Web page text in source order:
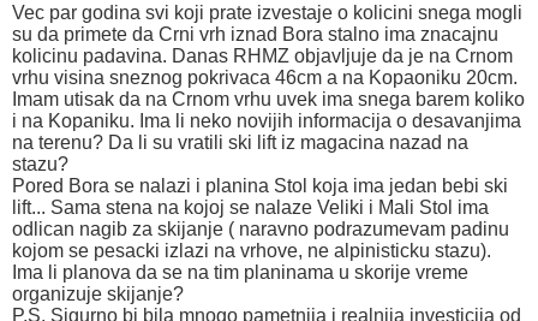
Vec par godina svi koji prate izvestaje o kolicini snega mogli
su da primete da Crni vrh iznad Bora stalno ima znacajnu
kolicinu padavina. Danas RHMZ objavljuje da je na Crnom
vrhu visina sneznog pokrivaca 46cm a na Kopaoniku 20cm.
Imam utisak da na Crnom vrhu uvek ima snega barem koliko
i na Kopaniku. Ima li neko novijih informacija o desavanjima
na terenu? Da li su vratili ski lift iz magacina nazad na
stazu?
Pored Bora se nalazi i planina Stol koja ima jedan bebi ski
lift... Sama stena na kojoj se nalaze Veliki i Mali Stol ima
odlican nagib za skijanje ( naravno podrazumevam padinu
kojom se pesacki izlazi na vrhove, ne alpinisticku stazu).
Ima li planova da se na tim planinama u skorije vreme
organizuje skijanje?
P.S. Sigurno bi bila mnogo pametnija i realnija investicija od